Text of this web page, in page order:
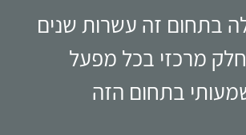
מיקרואלקטרוניק
ה